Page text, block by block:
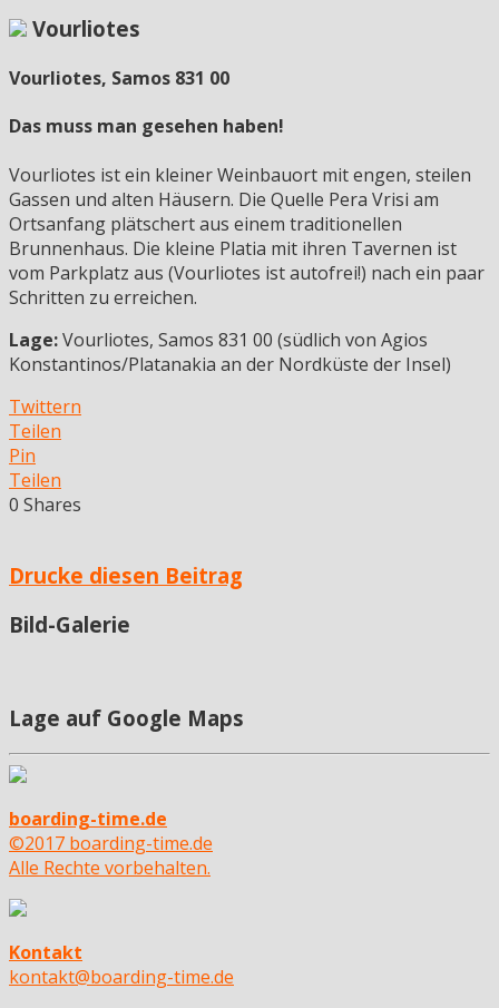
Vourliotes
Vourliotes, Samos 831 00
Das muss man gesehen haben!
Vourliotes ist ein kleiner Weinbauort mit engen, steilen
Gassen und alten Häusern. Die Quelle Pera Vrisi am
Ortsanfang plätschert aus einem traditionellen
Brunnenhaus. Die kleine Platia mit ihren Tavernen ist
vom Parkplatz aus (Vourliotes ist autofrei!) nach ein paar
Schritten zu erreichen.
Lage:Vourliotes, Samos 831 00 (südlich von Agios
Konstantinos/Platanakia an der Nordküste der Insel)
Twittern
Teilen
Pin
Teilen
0 Shares
Drucke diesen Beitrag
Bild-Galerie
Lage auf Google Maps
boarding-time.de
©2017 boarding-time.de
Alle Rechte vorbehalten.
Kontakt
kontakt@boarding-time.de